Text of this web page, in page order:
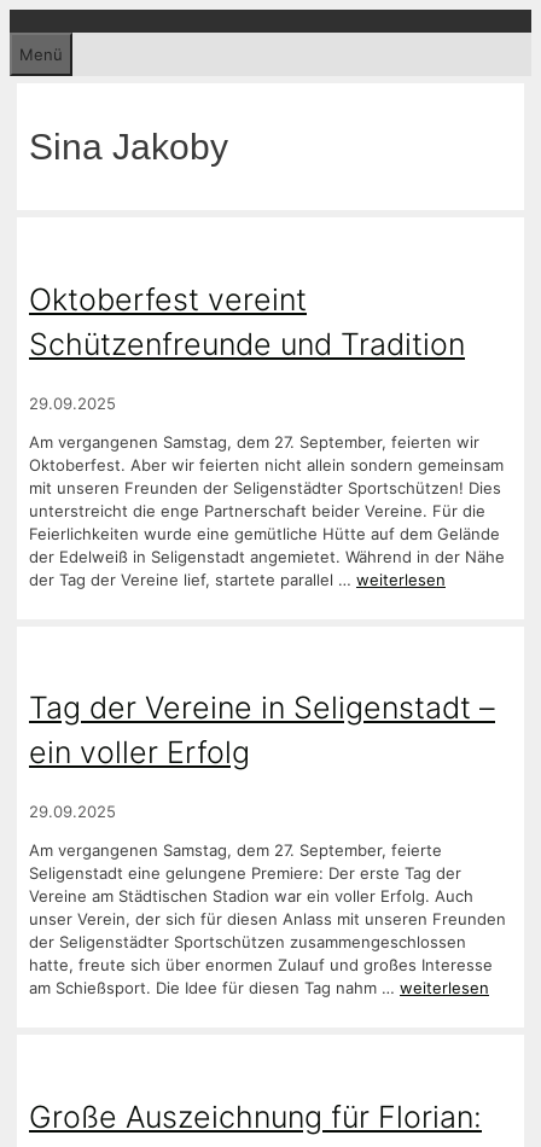
springen
Menü
Sina Jakoby
Oktoberfest vereint
Schützenfreunde und Tradition
29.09.2025
Am vergangenen Samstag, dem 27. September, feierten wir
Oktoberfest. Aber wir feierten nicht allein sondern gemeinsam
mit unseren Freunden der Seligenstädter Sportschützen! Dies
unterstreicht die enge Partnerschaft beider Vereine. Für die
Feierlichkeiten wurde eine gemütliche Hütte auf dem Gelände
der Edelweiß in Seligenstadt angemietet. Während in der Nähe
der Tag der Vereine lief, startete parallel … weiterlesen
Tag der Vereine in Seligenstadt –
ein voller Erfolg
29.09.2025
Am vergangenen Samstag, dem 27. September, feierte
Seligenstadt eine gelungene Premiere: Der erste Tag der
Vereine am Städtischen Stadion war ein voller Erfolg. Auch
unser Verein, der sich für diesen Anlass mit unseren Freunden
der Seligenstädter Sportschützen zusammengeschlossen
hatte, freute sich über enormen Zulauf und großes Interesse
am Schießsport. Die Idee für diesen Tag nahm … weiterlesen
Große Auszeichnung für Florian: